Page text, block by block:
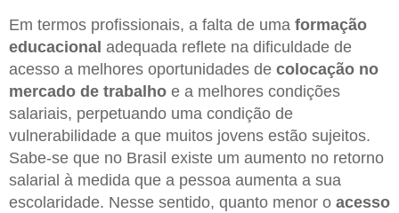
Em termos profissionais, a falta de uma formação
educacional adequada reflete na dificuldade de
acesso a melhores oportunidades de colocação no
mercado de trabalho e a melhores condições
salariais, perpetuando uma condição de
vulnerabilidade a que muitos jovens estão sujeitos.
Sabe-se que no Brasil existe um aumento no retorno
salarial à medida que a pessoa aumenta a sua
escolaridade. Nesse sentido, quanto menor o acesso